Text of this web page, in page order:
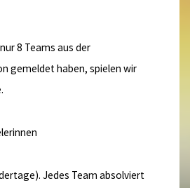
8 Teams aus der
gemeldet haben, spielen wir
Jedes Team absolviert